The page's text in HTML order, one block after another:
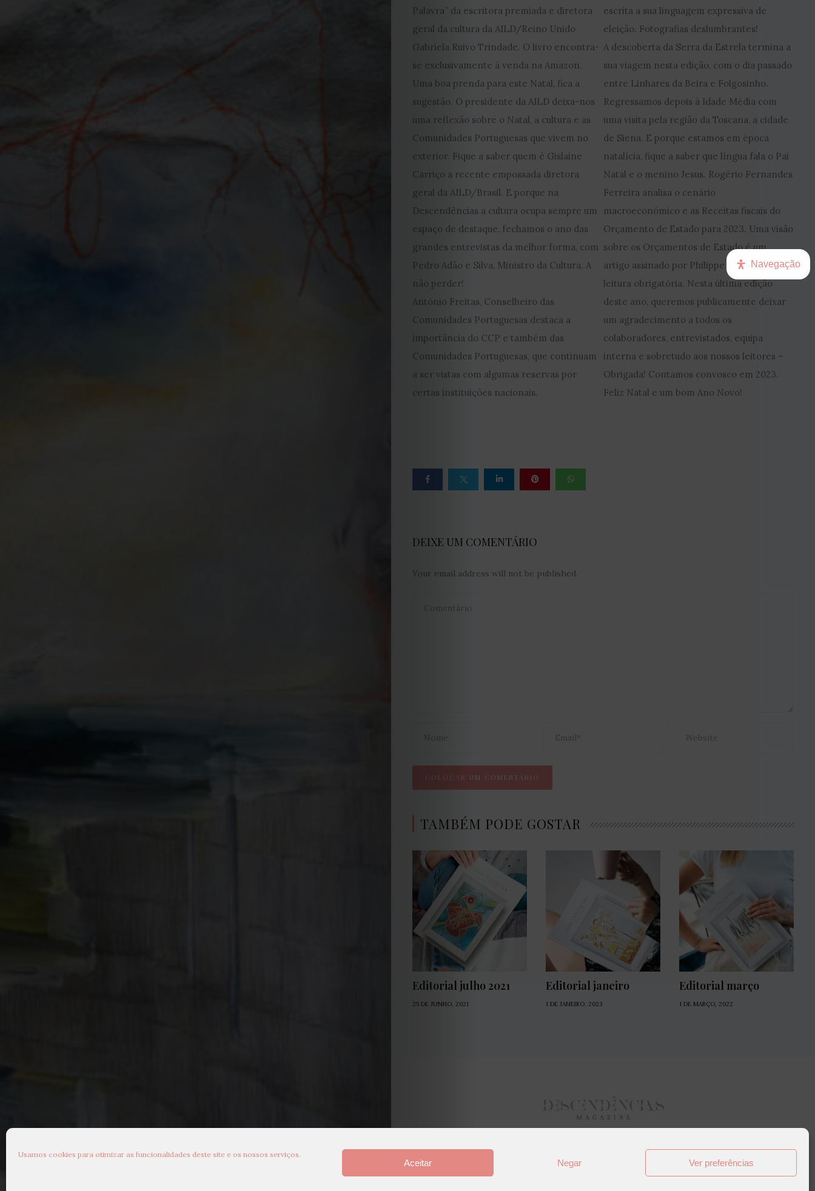
Usamos cookies para otimizar as funcionalidades deste site e os nossos serviços.
Aceitar Negar Ver preferências
EDIÇÃO
DE
JULHO
2026
2025
2024
2023
2022
2021
Obras
Contactos
Editorial
Política
de
Cookies
Palavra” da escritora premiada e diretora
geral da cultura da AILD/Reino Unido
Gabriela Ruivo Trindade. O livro encontra-
se exclusivamente à venda na Amazon.
Uma boa prenda para este Natal, fica a
sugestão. O presidente da AILD deixa-nos
uma reflexão sobre o Natal, a cultura e as
Comunidades Portuguesas que vivem no
exterior. Fique a saber quem é Gislaine
Carriço a recente empossada diretora
geral da AILD/Brasil. E porque na
Descendências a cultura ocupa sempre um
espaço de destaque, fechamos o ano das
grandes entrevistas da melhor forma, com
Pedro Adão e Silva, Ministro da Cultura. A
não perder!
António Freitas, Conselheiro das
Comunidades Portuguesas destaca a
importância do CCP e também das
Comunidades Portuguesas, que continuam
a ser vistas com algumas reservas por
certas instituições nacionais.
escrita a sua linguagem expressiva de
eleição. Fotografias deslumbrantes!
A descoberta da Serra da Estrela termina a
sua viagem nesta edição, com o dia passado
entre Linhares da Beira e Folgosinho.
Regressamos depois à Idade Média com
uma visita pela região da Toscana, a cidade
de Siena. E porque estamos em época
natalícia, fique a saber que língua fala o Pai
Natal e o menino Jesus. Rogério Fernandes
Ferreira analisa o cenário
macroeconómico e as Receitas fiscais do
Orçamento de Estado para 2023. Uma visão
sobre os Orçamentos de Estado é um
artigo assinado por Philippe Fernandes de
leitura obrigatória. Nesta última edição
deste ano, queremos publicamente deixar
um agradecimento a todos os
colaboradores, entrevistados, equipa
interna e sobretudo aos nossos leitores –
Obrigada! Contamos convosco em 2023.
Feliz Natal e um bom Ano Novo!
DEIXE UM COMENTÁRIO
Your email address will not be published.
TAMBÉM PODE GOSTAR
Editorial julho 2021
25 DE JUNHO, 2021
Editorial janeiro
1 DE JANEIRO, 2023
Editorial março
1 DE MARÇO, 2022
Navegação